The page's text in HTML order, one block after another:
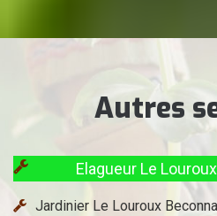
Autres
Elagueur Le
Jardinier Le Louroux